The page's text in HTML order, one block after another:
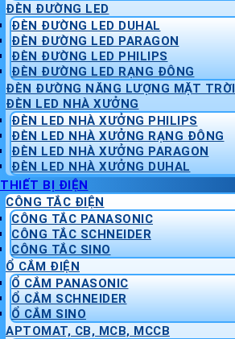
ĐÈN ĐƯỜNG LED
ĐÈN ĐƯỜNG LED DUHAL
ĐÈN ĐƯỜNG LED PARAGON
ĐÈN ĐƯỜNG LED PHILIPS
ĐÈN ĐƯỜNG LED RẠNG ĐÔNG
ĐÈN ĐƯỜNG NĂNG LƯỢNG MẶT TRỜI
ĐÈN LED NHÀ XƯỞNG
ĐÈN LED NHÀ XƯỞNG PHILIPS
ĐÈN LED NHÀ XƯỞNG RẠNG ĐÔNG
ĐÈN LED NHÀ XƯỞNG PARAGON
ĐÈN LED NHÀ XƯỞNG DUHAL
THIẾT BỊ ĐIỆN
CÔNG TẮC ĐIỆN
CÔNG TẮC PANASONIC
CÔNG TẮC SCHNEIDER
CÔNG TẮC SINO
Ổ CẮM ĐIỆN
Ổ CẮM PANASONIC
Ổ CẮM SCHNEIDER
Ổ CẮM SINO
APTOMAT, CB, MCB, MCCB